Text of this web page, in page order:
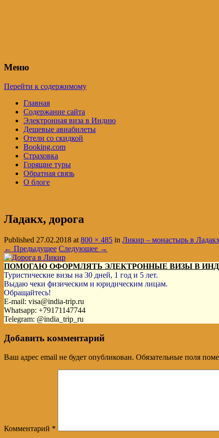
Меню
Перейти к содержимому
Главная
Содержание сайта
Электронная виза в Индию
Дешевые авиабилеты
Отели со скидкой
Booking.com
Страховка
Горящие туры
Обратная связь
О блоге
Ладакх, дорога
Published 27.02.2018 at 800 × 485 in Ликир – монастырь в
← Предыдущее Следующее →
ПОМОГАЮ ОФОРМЛЯТЬ ЭЛЕКТРОННЫЕ ВИЗЫ В
Туристические визы на 30 дней, 1 год и 5 лет.
Выдаю чеки физическим и юридическим лицам.
Обращайтесь!
E-mail: visa@india-trip.ru
Whatsapp: +79171147744
Telegram: @india_trip_ru
Добавить комментарий
Ваш адрес email не будет опубликован. Обязательные поля
Комментарий *